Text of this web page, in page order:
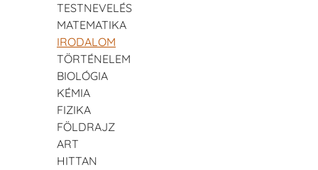
TESTNEVELÉS
MATEMATIKA
IRODALOM
TÖRTÉNELEM
BIOLÓGIA
KÉMIA
FIZIKA
FÖLDRAJZ
ART
HITTAN